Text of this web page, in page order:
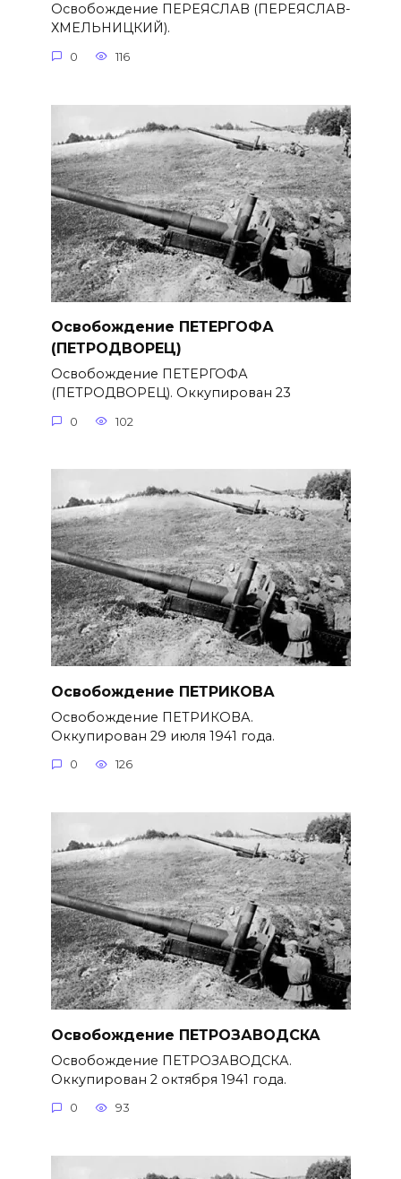
Освобождение ПЕРЕЯСЛАВ (ПЕРЕЯСЛАВ-
ХМЕЛЬНИЦКИЙ).
0 116
Освобождение ПЕТЕРГОФА
(ПЕТРОДВОРЕЦ)
Освобождение ПЕТЕРГОФА
(ПЕТРОДВОРЕЦ). Оккупирован 23
0 102
Освобождение ПЕТРИКОВА
Освобождение ПЕТРИКОВА.
Оккупирован 29 июля 1941 года.
0 126
Освобождение ПЕТРОЗАВОДСКА
Освобождение ПЕТРОЗАВОДСКА.
Оккупирован 2 октября 1941 года.
0 93